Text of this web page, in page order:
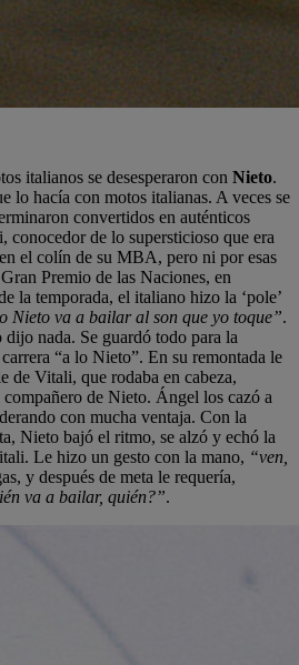
italianos se desesperaron con Nieto.
lo hacía con motos italianas. A veces se
convertidos en auténticos
de lo supersticioso que era
el colín de su MBA, pero ni por esas
Premio de las Naciones, en
la temporada, el italiano hizo la ‘pole’
Nieto va a bailar al son que yo toque”.
nada. Se guardó todo para la
“a lo Nieto”. En su remontada le
de Vitali, que rodaba en cabeza,
de Nieto. Ángel los cazó a
con mucha ventaja. Con la
Nieto bajó el ritmo, se alzó y echó la
Le hizo un gesto con la mano, “ven,
y después de meta le requería,
va a bailar, quién?”.